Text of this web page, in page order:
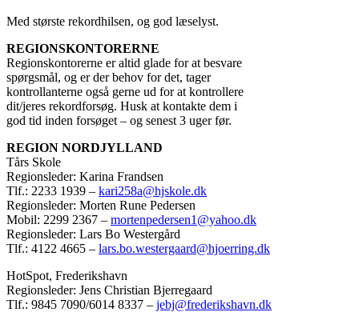
Med største rekordhilsen, og god læselyst.
REGIONSKONTORERNE
Regionskontorerne er altid glade for at besvare
spørgsmål, og er der behov for det, tager
kontrollanterne også gerne ud for at kontrollere
dit/jeres rekordforsøg. Husk at kontakte dem i
god tid inden forsøget – og senest 3 uger før.
REGION NORDJYLLAND
Tårs Skole
Regionsleder: Karina Frandsen
Tlf.: 2233 1939 – kari258a@hjskole.dk
Regionsleder: Morten Rune Pedersen
Mobil: 2299 2367 – mortenpedersen1@yahoo.dk
Regionsleder: Lars Bo Westergård
Tlf.: 4122 4665 – lars.bo.westergaard@hjoerring.dk
HotSpot, Frederikshavn
Regionsleder: Jens Christian Bjerregaard
Tlf.: 9845 7090/6014 8337 – jebj@frederikshavn.dk